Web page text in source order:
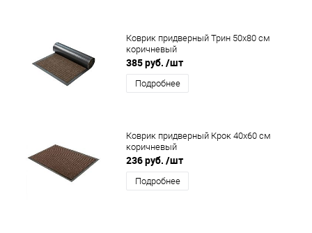
Коврик придверный Трин 50x80 см
коричневый
385 руб. /шт
Подробнее
Коврик придверный Крок 40x60 см
коричневый
236 руб. /шт
Подробнее